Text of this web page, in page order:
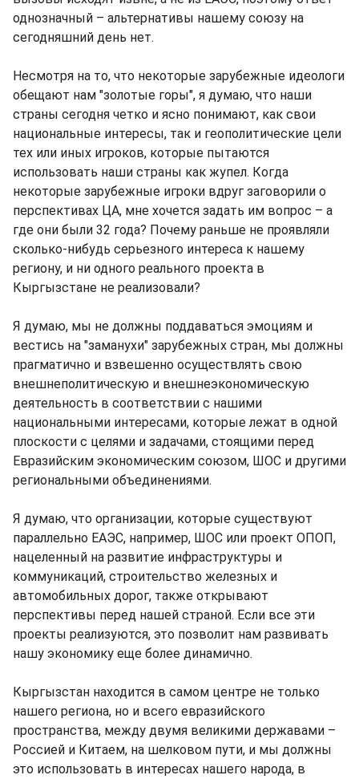
однозначный – альтернативы нашему союзу на
сегодняшний день нет.
Несмотря на то, что некоторые зарубежные идеологи
обещают нам "золотые горы", я думаю, что наши
страны сегодня четко и ясно понимают, как свои
национальные интересы, так и геополитические цели
тех или иных игроков, которые пытаются
использовать наши страны как жупел. Когда
некоторые зарубежные игроки вдруг заговорили о
перспективах ЦА, мне хочется задать им вопрос – а
где они были 32 года? Почему раньше не проявляли
сколько-нибудь серьезного интереса к нашему
региону, и ни одного реального проекта в
Кыргызстане не реализовали?
Я думаю, мы не должны поддаваться эмоциям и
вестись на "заманухи" зарубежных стран, мы должны
прагматично и взвешенно осуществлять свою
внешнеполитическую и внешнеэкономическую
деятельность в соответствии с нашими
национальными интересами, которые лежат в одной
плоскости с целями и задачами, стоящими перед
Евразийским экономическим союзом, ШОС и другими
региональными объединениями.
Я думаю, что организации, которые существуют
параллельно ЕАЭС, например, ШОС или проект ОПОП,
нацеленный на развитие инфраструктуры и
коммуникаций, строительство железных и
автомобильных дорог, также открывают
перспективы перед нашей страной. Если все эти
проекты реализуются, это позволит нам развивать
нашу экономику еще более динамично.
Кыргызстан находится в самом центре не только
нашего региона, но и всего евразийского
пространства, между двумя великими державами –
Россией и Китаем, на шелковом пути, и мы должны
это использовать в интересах нашего народа, в